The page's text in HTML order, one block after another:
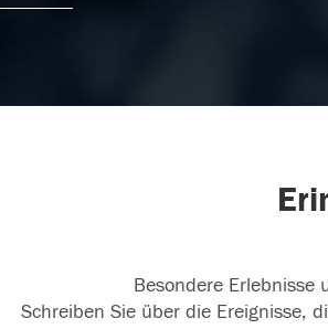
Besondere
Schreiben Sie über die Ereignisse,